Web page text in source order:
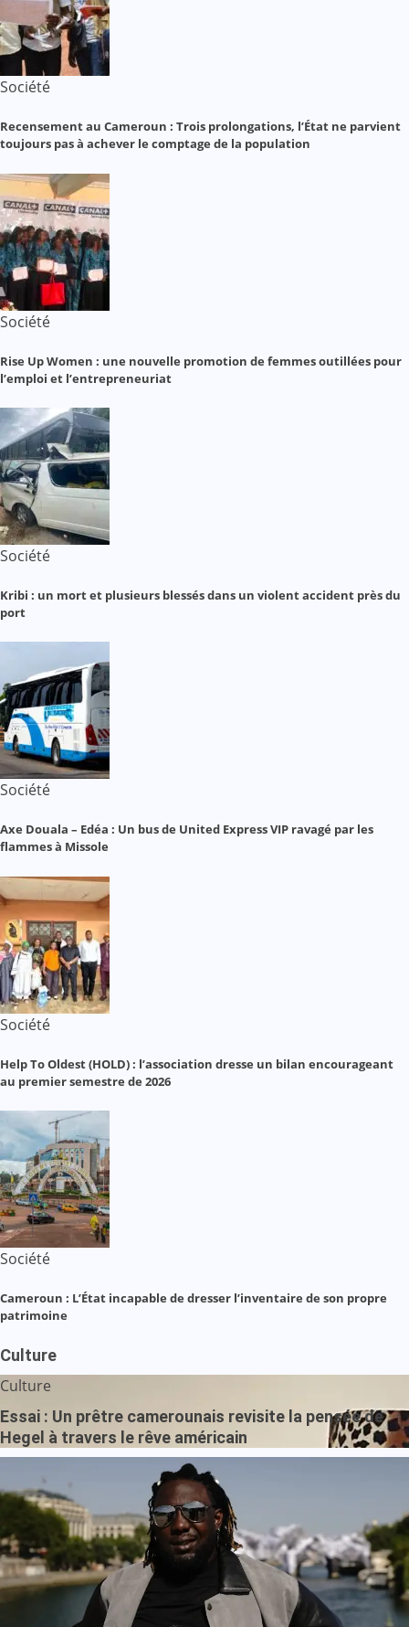
Société
Recensement au Cameroun : Trois prolongations, l’État ne parvient
toujours pas à achever le comptage de la population
Société
Rise Up Women : une nouvelle promotion de femmes outillées pour
l’emploi et l’entrepreneuriat
Société
Kribi : un mort et plusieurs blessés dans un violent accident près du
port
Société
Axe Douala – Edéa : Un bus de United Express VIP ravagé par les
flammes à Missole
Société
Help To Oldest (HOLD) : l’association dresse un bilan encourageant
au premier semestre de 2026
Société
Cameroun : L’État incapable de dresser l’inventaire de son propre
patrimoine
Culture
Culture
Essai : Un prêtre camerounais revisite la pensée de
Hegel à travers le rêve américain